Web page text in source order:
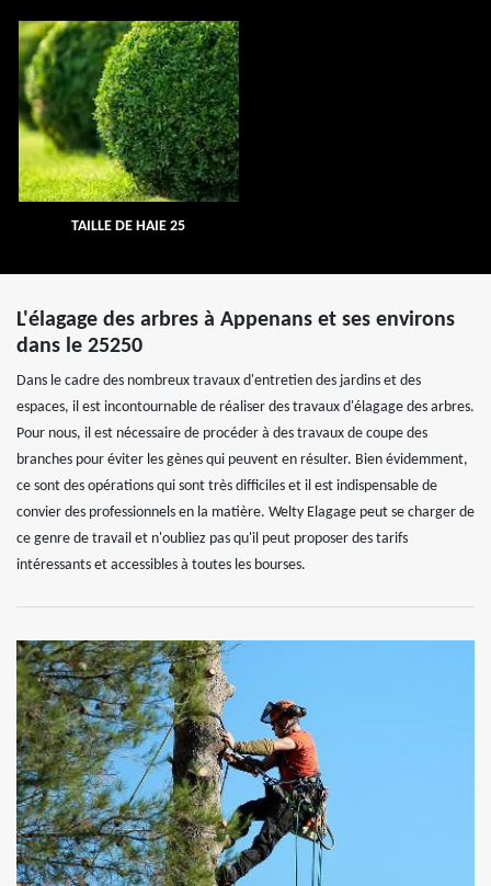
TAILLE DE HAIE 25
L'élagage des arbres à Appenans et ses environs
dans le 25250
Dans le cadre des nombreux travaux d'entretien des jardins et des
espaces, il est incontournable de réaliser des travaux d'élagage des arbres.
Pour nous, il est nécessaire de procéder à des travaux de coupe des
branches pour éviter les gènes qui peuvent en résulter. Bien évidemment,
ce sont des opérations qui sont très difficiles et il est indispensable de
convier des professionnels en la matière. Welty Elagage peut se charger de
ce genre de travail et n'oubliez pas qu'il peut proposer des tarifs
intéressants et accessibles à toutes les bourses.